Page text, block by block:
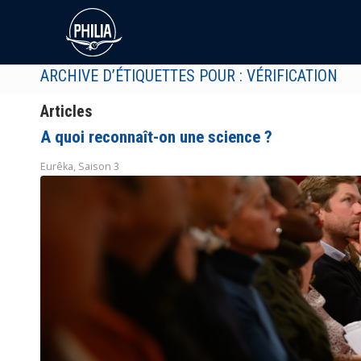
ARCHIVE D’ÉTIQUETTES POUR : VÉRIFICATION
Articles
A quoi reconnaît-on une science ?
Eurêka, Saison 3